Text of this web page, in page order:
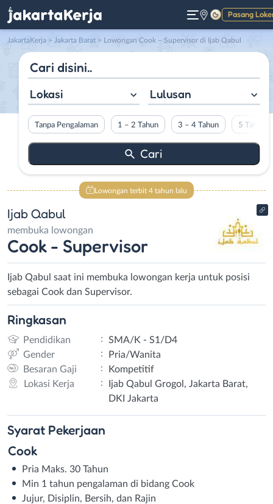
Pasang
Gelap
JakartaKerja > Jakarta Barat > Lowongan Cook – Supervisor di Ijab Qabul
Lokasi Lulusan
Tanpa Pengalaman 1 – 2 Tahun 3 – 4 Tahun 5 Tahun
Lowongan terbit 4 tahun lalu
Ijab Qabul
membuka lowongan
Cook - Supervisor
Ijab Qabul saat ini membuka lowongan kerja untuk posisi
sebagai Cook dan Supervisor.
Ringkasan
Pendidikan :
SMA/K - S1/D4
Gender
:
Pria/Wanita
Besaran Gaji
:
Kompetitif
Lokasi Kerja
:
Ijab Qabul Grogol, Jakarta Barat,
DKI Jakarta
Syarat Pekerjaan
Cook
Pria Maks. 30 Tahun
Min 1 tahun pengalaman di bidang Cook
Jujur, Disiplin, Bersih, dan Rajin